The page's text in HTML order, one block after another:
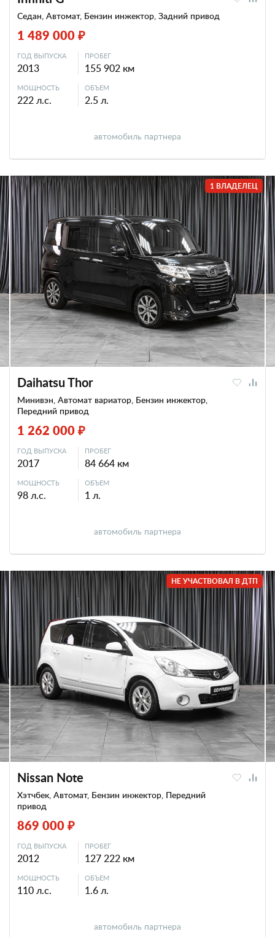
Седан, Автомат, Бензин инжектор, Задний привод
1 489 000 ₽
ГОД ВЫПУСКА
2013
ПРОБЕГ
155 902 км
МОЩНОСТЬ
222 л.с.
ОБЪЕМ
2.5 л.
автомобиль партнера
1 ВЛАДЕЛЕЦ
Daihatsu Thor
Минивэн, Автомат вариатор, Бензин инжектор,
Передний привод
1 262 000 ₽
ГОД ВЫПУСКА
2017
ПРОБЕГ
84 664 км
МОЩНОСТЬ
98 л.с.
ОБЪЕМ
1 л.
автомобиль партнера
НЕ УЧАСТВОВАЛ В ДТП
Nissan Note
Хэтчбек, Автомат, Бензин инжектор, Передний
привод
869 000 ₽
ГОД ВЫПУСКА
2012
ПРОБЕГ
127 222 км
МОЩНОСТЬ
110 л.с.
ОБЪЕМ
1.6 л.
автомобиль партнера